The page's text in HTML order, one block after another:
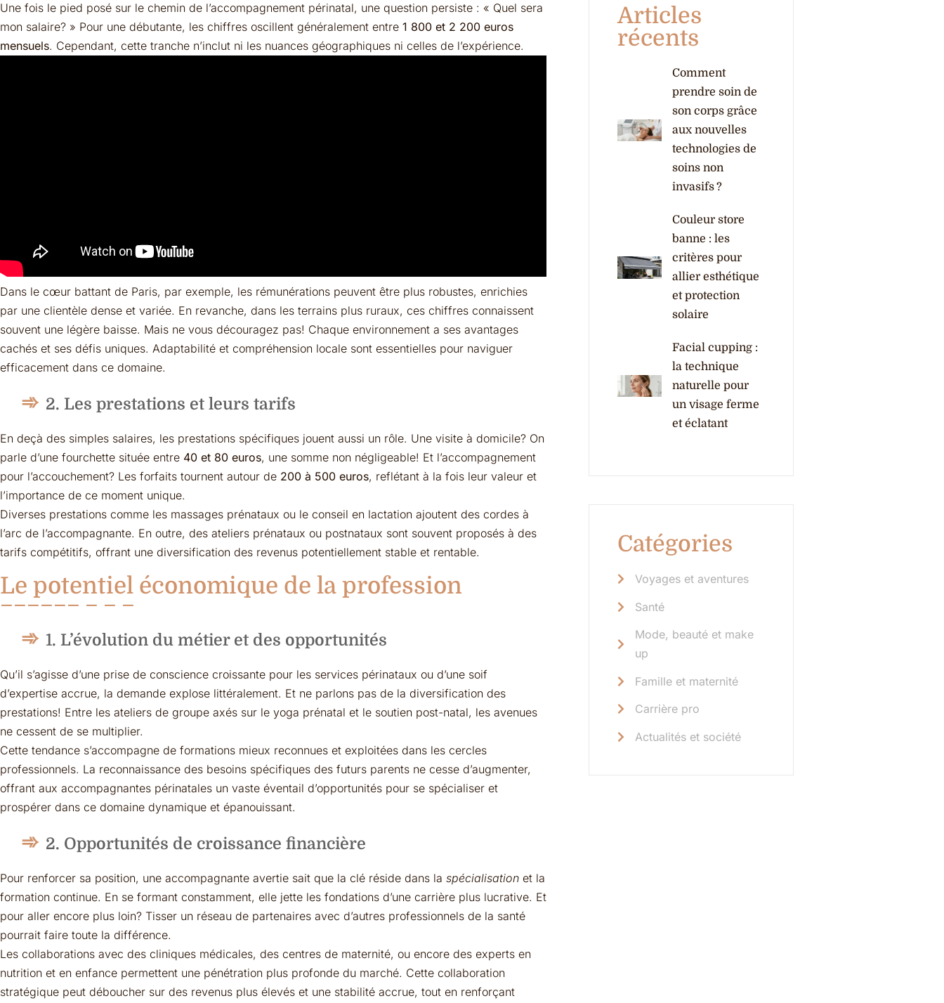
Une fois le pied posé sur le chemin de l’accompagnement périnatal, une question persiste : « Quel sera
mon salaire? » Pour une débutante, les chiffres oscillent généralement entre 1 800 et 2 200 euros
mensuels. Cependant, cette tranche n’inclut ni les nuances géographiques ni celles de l’expérience.
Dans le cœur battant de Paris, par exemple, les rémunérations peuvent être plus robustes, enrichies
par une clientèle dense et variée. En revanche, dans les terrains plus ruraux, ces chiffres connaissent
souvent une légère baisse. Mais ne vous découragez pas! Chaque environnement a ses avantages
cachés et ses défis uniques. Adaptabilité et compréhension locale sont essentielles pour naviguer
efficacement dans ce domaine.
2. Les prestations et leurs tarifs
En deçà des simples salaires, les prestations spécifiques jouent aussi un rôle. Une visite à domicile? On
parle d’une fourchette située entre 40 et 80 euros, une somme non négligeable! Et l’accompagnement
pour l’accouchement? Les forfaits tournent autour de 200 à 500 euros, reflétant à la fois leur valeur et
l’importance de ce moment unique.
Diverses prestations comme les massages prénataux ou le conseil en lactation ajoutent des cordes à
l’arc de l’accompagnante. En outre, des ateliers prénataux ou postnataux sont souvent proposés à des
tarifs compétitifs, offrant une diversification des revenus potentiellement stable et rentable.
Le potentiel économique de la profession
1. L’évolution du métier et des opportunités
Qu’il s’agisse d’une prise de conscience croissante pour les services périnataux ou d’une soif
d’expertise accrue, la demande explose littéralement. Et ne parlons pas de la diversification des
prestations! Entre les ateliers de groupe axés sur le yoga prénatal et le soutien post-natal, les avenues
ne cessent de se multiplier.
Cette tendance s’accompagne de formations mieux reconnues et exploitées dans les cercles
professionnels. La reconnaissance des besoins spécifiques des futurs parents ne cesse d’augmenter,
offrant aux accompagnantes périnatales un vaste éventail d’opportunités pour se spécialiser et
prospérer dans ce domaine dynamique et épanouissant.
2. Opportunités de croissance financière
Pour renforcer sa position, une accompagnante avertie sait que la clé réside dans la spécialisation et la
formation continue. En se formant constamment, elle jette les fondations d’une carrière plus lucrative. Et
pour aller encore plus loin? Tisser un réseau de partenaires avec d’autres professionnels de la santé
pourrait faire toute la différence.
Les collaborations avec des cliniques médicales, des centres de maternité, ou encore des experts en
nutrition et en enfance permettent une pénétration plus profonde du marché. Cette collaboration
stratégique peut déboucher sur des revenus plus élevés et une stabilité accrue, tout en renforçant
Articles
récents
Comment
prendre soin de
son corps grâce
aux nouvelles
technologies de
soins non
invasifs ?
Couleur store
banne : les
critères pour
allier esthétique
et protection
solaire
Facial cupping :
la technique
naturelle pour
un visage ferme
et éclatant
Catégories
Voyages et aventures
Santé
Mode, beauté et make
up
Famille et maternité
Carrière pro
Actualités et société